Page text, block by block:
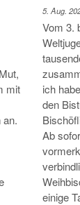
mit
5. Aug.
Vom 3.
ich
den
Ab
einige